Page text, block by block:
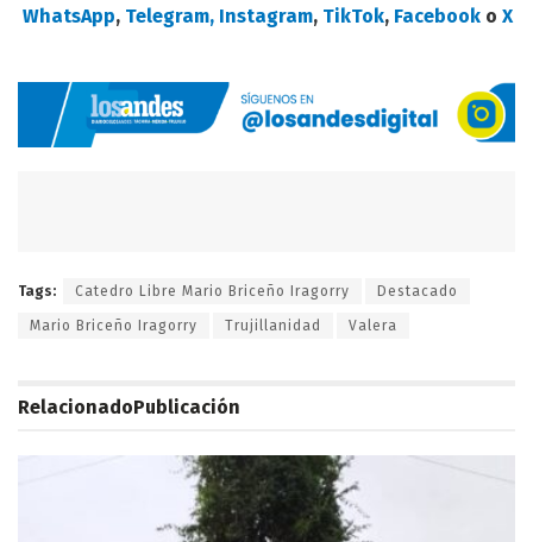
WhatsApp, Telegram, Instagram, TikTok, Facebook o X
Tags: Catedro Libre Mario Briceño Iragorry Destacado
Mario Briceño Iragorry Trujillanidad Valera
RelacionadoPublicación